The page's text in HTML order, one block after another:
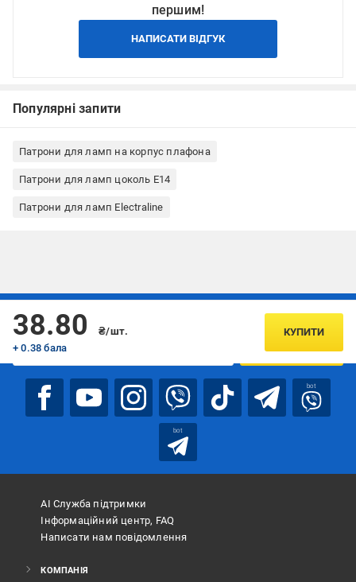
першим!
НАПИСАТИ ВІДГУК
Популярні запити
Патрони для ламп на корпус плафона
Патрони для ламп цоколь E14
Патрони для ламп Electraline
38.80
₴/шт.
+ 0.38 бала
КУПИТИ
Підписуйтесь, щоб дізнаватись першим про акції та пропозиції
ПІДПИСАТИСЯ
bot
bot
АІ Служба підтримки
Інформаційний центр, FAQ
Написати нам повідомлення
КОМПАНІЯ